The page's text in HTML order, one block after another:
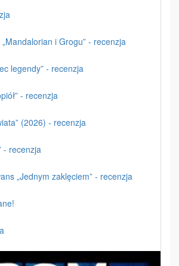
„Mandalorian i Grogu” - recenzja
legendy” - recenzja
- recenzja
(2026) - recenzja
- recenzja
„Jednym zaklęciem” - recenzja